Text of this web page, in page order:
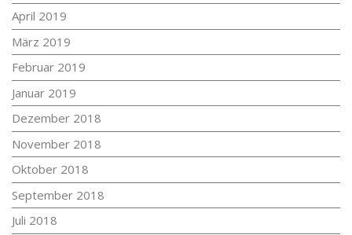
April 2019
März 2019
Februar 2019
Januar 2019
Dezember 2018
November 2018
Oktober 2018
September 2018
Juli 2018